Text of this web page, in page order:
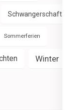
Schwangerschaft
Sommerferien
Winter